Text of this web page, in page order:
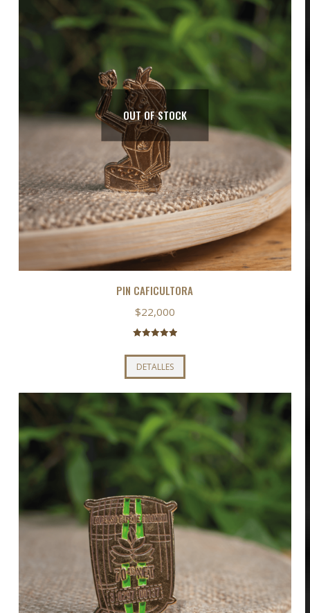
OUT OF STOCK
PIN CAFICULTORA
$22,000
5.00de 5
DETALLES